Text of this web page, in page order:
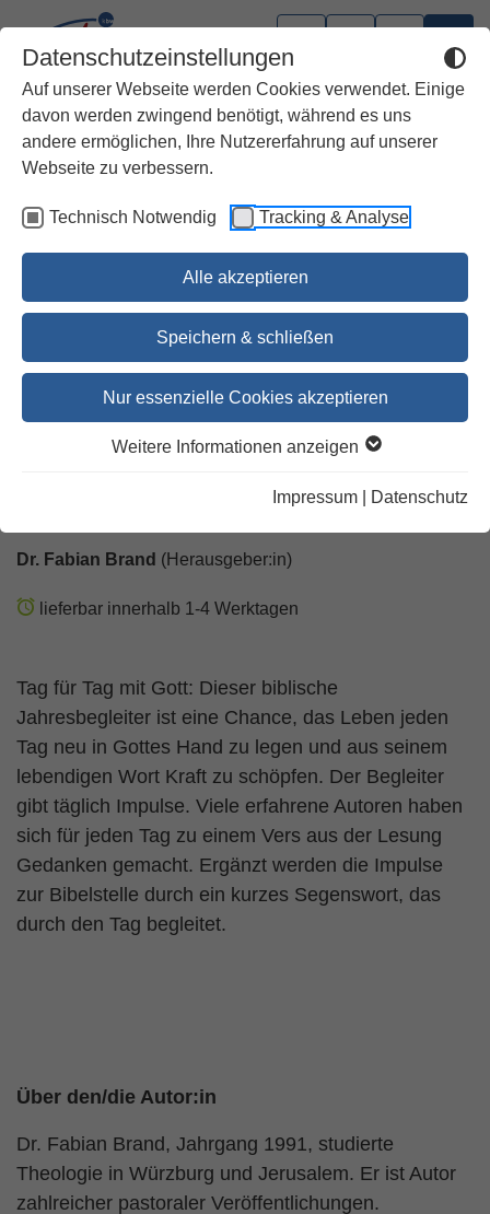
Datenschutzeinstellungen
Auf unserer Webseite werden Cookies verwendet. Einige
davon werden zwingend benötigt, während es uns
andere ermöglichen, Ihre Nutzererfahrung auf unserer
Webseite zu verbessern.
Technisch Notwendig Tracking & Analyse
Alle akzeptieren
Speichern & schließen
Nur essenzielle Cookies akzeptieren
Weitere Informationen anzeigen
Impressum Datenschutz
Die Bibel Tag für Tag 2026
Gott spricht: Siehe, ich mache alles neu!
Dr. Fabian Brand (Herausgeber:in)
lieferbar innerhalb 1-4 Werktagen
Tag für Tag mit Gott: Dieser biblische
Jahresbegleiter ist eine Chance, das Leben jeden
Tag neu in Gottes Hand zu legen und aus seinem
lebendigen Wort Kraft zu schöpfen. Der Begleiter
gibt täglich Impulse. Viele erfahrene Autoren haben
sich für jeden Tag zu einem Vers aus der Lesung
Gedanken gemacht. Ergänzt werden die Impulse
zur Bibelstelle durch ein kurzes Segenswort, das
durch den Tag begleitet.
Über den/die Autor:in
Dr. Fabian Brand, Jahrgang 1991, studierte
Theologie in Würzburg und Jerusalem. Er ist Autor
zahlreicher pastoraler Veröffentlichungen.